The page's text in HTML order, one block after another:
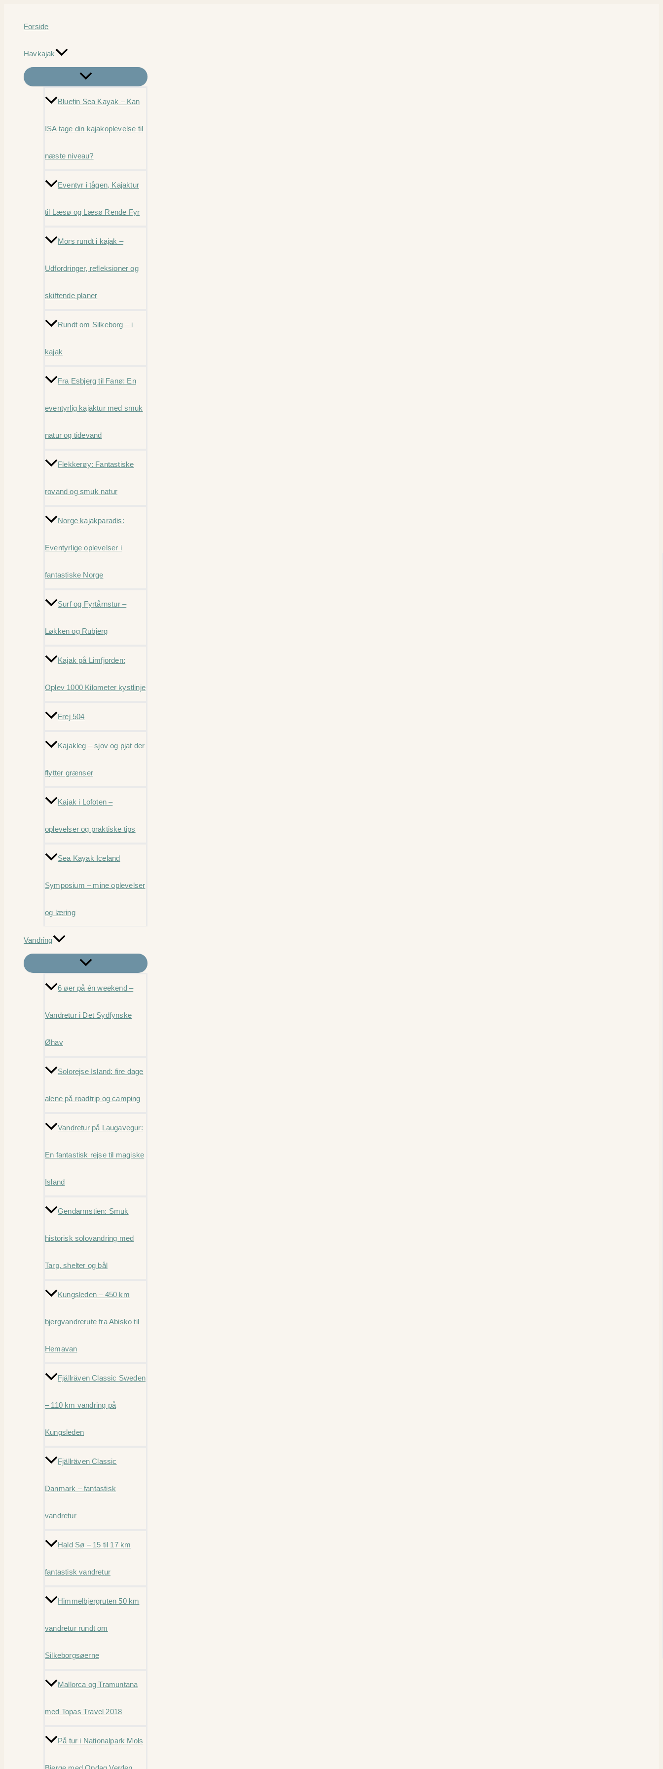
Forside
Havkajak
Bluefin Sea Kayak – Kan
ISA tage din kajakoplevelse til
næste niveau?
Eventyr i tågen, Kajaktur
til Læsø og Læsø Rende Fyr
Mors rundt i kajak –
Udfordringer, refleksioner og
skiftende planer
Rundt om Silkeborg – i
kajak
Fra Esbjerg til Fanø: En
eventyrlig kajaktur med smuk
natur og tidevand
Flekkerøy: Fantastiske
rovand og smuk natur
Norge kajakparadis:
Eventyrlige oplevelser i
fantastiske Norge
Surf og Fyrtårnstur –
Løkken og Rubjerg
Kajak på Limfjorden:
Oplev 1000 Kilometer kystlinje
Frej 504
Kajakleg – sjov og pjat der
flytter grænser
Kajak i Lofoten –
oplevelser og praktiske tips
Sea Kayak Iceland
Symposium – mine oplevelser
og læring
Vandring
6 øer på én weekend –
Vandretur i Det Sydfynske
Øhav
Solorejse Island: fire dage
alene på roadtrip og camping
Vandretur på Laugavegur:
En fantastisk rejse til magiske
Island
Gendarmstien: Smuk
historisk solovandring med
Tarp, shelter og bål
Kungsleden – 450 km
bjergvandrerute fra Abisko til
Hemavan
Fjällräven Classic Sweden
– 110 km vandring på
Kungsleden
Fjällräven Classic
Danmark – fantastisk
vandretur
Hald Sø – 15 til 17 km
fantastisk vandretur
Himmelbjergruten 50 km
vandretur rundt om
Silkeborgsøerne
Mallorca og Tramuntana
med Topas Travel 2018
På tur i Nationalpark Mols